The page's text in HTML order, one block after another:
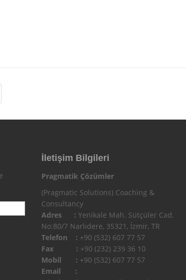
İletişim Bilgileri
Pragmatik Çözümler
(Pragmatic Solutions) Coaching &
Consultancy
Adres : Yenikale Mah. Sütçüler Cad.
No:80/7 Narlıdere, 35321, İzmir, TR
Telefon : +90 (532) 607 77 57
Fax : +90 (232) 239 36 10
Mobil : +90 (532) 607 77 57
Email :